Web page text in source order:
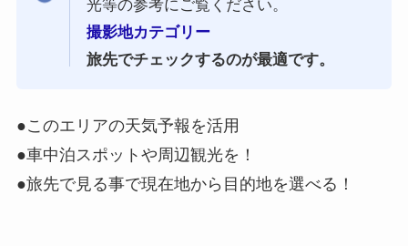
光等の参考にご覧ください。
撮影地カテゴリー
旅先でチェックするのが最適です。
●このエリアの天気予報を活用
●車中泊スポットや周辺観光を！
●旅先で見る事で現在地から目的地を選べる！